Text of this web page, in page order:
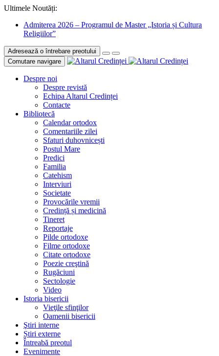
Ultimele Noutăți:
Admiterea 2026 – Programul de Master „Istoria și Cultura
Religiilor”
Adresează o întrebare preotului
Comutare navigare
Despre noi
Despre revistă
Echipa Altarul Credinței
Contacte
Bibliotecă
Calendar ortodox
Comentariile zilei
Sfaturi duhovnicești
Postul Mare
Predici
Familia
Catehism
Interviuri
Societate
Provocările vremii
Credință și medicină
Tineret
Reportaje
Pilde ortodoxe
Filme ortodoxe
Citate ortodoxe
Poezie creştină
Rugăciuni
Sectologie
Video
Istoria bisericii
Vieţile sfinţilor
Oamenii bisericii
Ştiri interne
Știri externe
Întreabă preotul
Evenimente